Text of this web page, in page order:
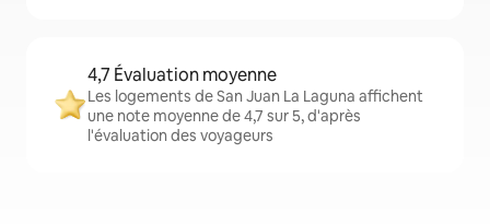
4,7 Évaluation moyenne
Les logements de San Juan La Laguna affichent
une note moyenne de 4,7 sur 5, d'après
l'évaluation des voyageurs